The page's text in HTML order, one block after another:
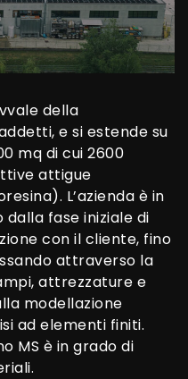
della
e si estende su
mq di cui 2600
attigue
L’azienda è in
fase iniziale di
con il cliente, fino
attraverso la
attrezzature e
modellazione
ad elementi finiti.
MS è in grado di